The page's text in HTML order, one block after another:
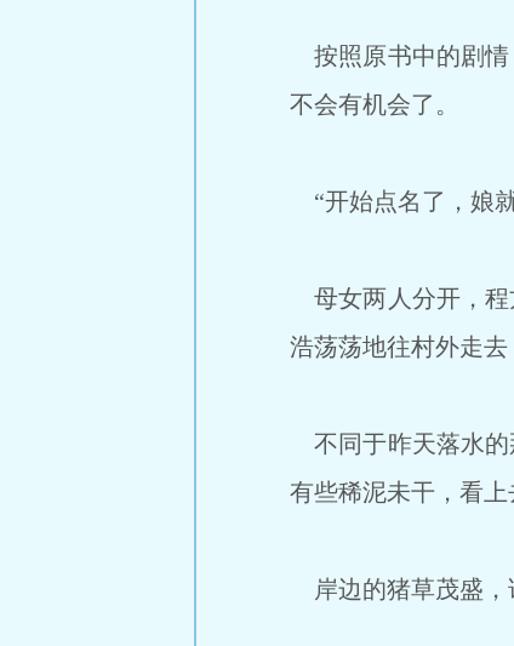
按照原书中的剧情
不会有机会了。
“开始点名了，娘
母女两人分开，程
浩荡荡地往村外走去
不同于昨天落水的
有些稀泥未干，看上
岸边的猪草茂盛，